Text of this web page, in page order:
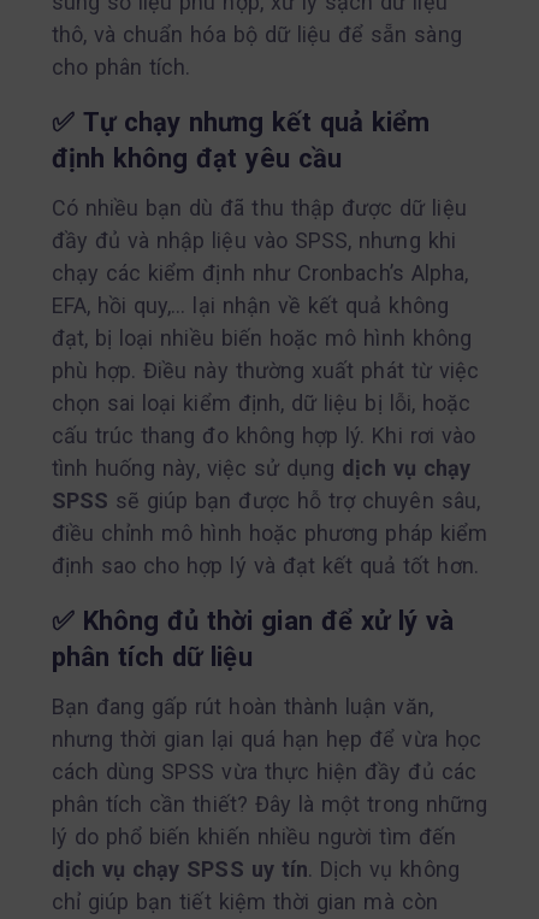
thô, và chuẩn hóa bộ dữ liệu để sẵn sàng
cho phân tích.
✅ Tự chạy nhưng kết quả kiểm
định không đạt yêu cầu
Có nhiều bạn dù đã thu thập được dữ liệu
đầy đủ và nhập liệu vào SPSS, nhưng khi
chạy các kiểm định như Cronbach’s Alpha,
EFA, hồi quy,… lại nhận về kết quả không
đạt, bị loại nhiều biến hoặc mô hình không
phù hợp. Điều này thường xuất phát từ việc
chọn sai loại kiểm định, dữ liệu bị lỗi, hoặc
cấu trúc thang đo không hợp lý. Khi rơi vào
tình huống này, việc sử dụng dịch vụ chạy
SPSS sẽ giúp bạn được hỗ trợ chuyên sâu,
điều chỉnh mô hình hoặc phương pháp kiểm
định sao cho hợp lý và đạt kết quả tốt hơn.
✅ Không đủ thời gian để xử lý và
phân tích dữ liệu
Bạn đang gấp rút hoàn thành luận văn,
nhưng thời gian lại quá hạn hẹp để vừa học
cách dùng SPSS vừa thực hiện đầy đủ các
phân tích cần thiết? Đây là một trong những
lý do phổ biến khiến nhiều người tìm đến
dịch vụ chạy SPSS uy tín. Dịch vụ không
chỉ giúp bạn tiết kiệm thời gian mà còn